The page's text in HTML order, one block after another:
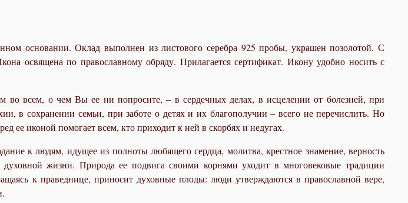
основании. Оклад выполнен из листового серебра 925 пробы, украшен позолотой. С
освящена по православному обряду. Прилагается сертификат. Икону удобно носить с
всем, о чем Вы ее ни попросите, – в сердечных делах, в исцелении от болезней, при
в сохранении семьи, при заботе о детях и их благополучии – всего не перечислить. Но
ее иконой помогает всем, кто приходит к ней в скорбях и недугах.
к людям, идущее из полноты любящего сердца, молитва, крестное знамение, верность
жизни. Природа ее подвига своими корнями уходит в многовековые традиции
к праведнице, приносит духовные плоды: люди утверждаются в православной вере,